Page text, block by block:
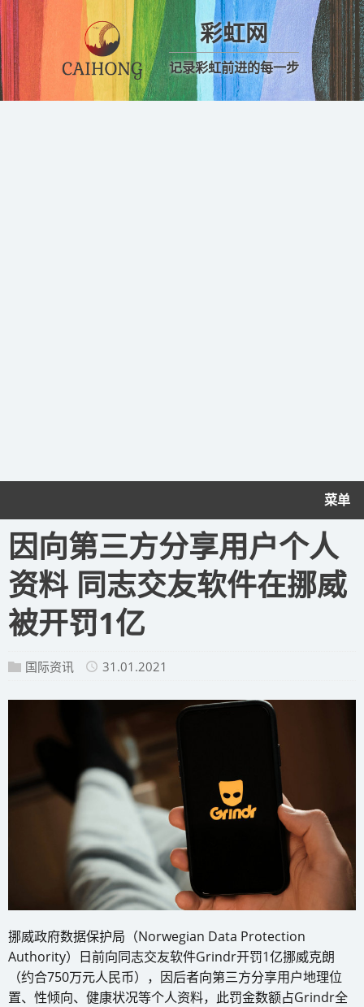
彩虹网
记录彩虹前进的每一步
菜单
因向第三方分享用户个人
资料 同志交友软件在挪威
被开罚1亿
国际资讯 31.01.2021
挪威政府数据保护局（Norwegian Data Protection
Authority）日前向同志交友软件Grindr开罚1亿挪威克朗
（约合750万元人民币），因后者向第三方分享用户地理位
置、性倾向、健康状况等个人资料，此罚金数额占Grindr全